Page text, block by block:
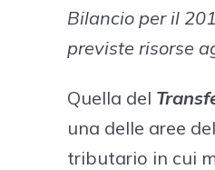
Bilancio per il
previste risorse
Quella del
una delle aree
tributario in cui